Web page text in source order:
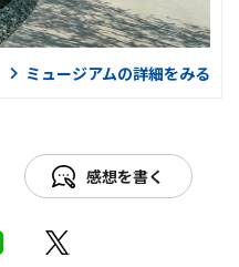
ミュージアムの詳細をみる
感想を書く